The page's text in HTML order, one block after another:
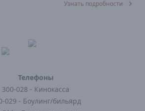
Узнать подробности
Телефоны
300-028 - Кинокасса
029 - Боулинг/бильярд